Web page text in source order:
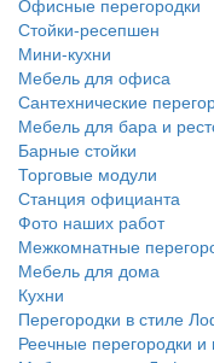
Офисные перегородки
Стойки-ресепшен
Мини-кухни
Мебель для офиса
Сантехнические
Мебель для бара и
Барные стойки
Торговые модули
Станция официанта
Фото наших работ
Межкомнатные
Мебель для дома
Кухни
Перегородки в стиле
Реечные перегородки